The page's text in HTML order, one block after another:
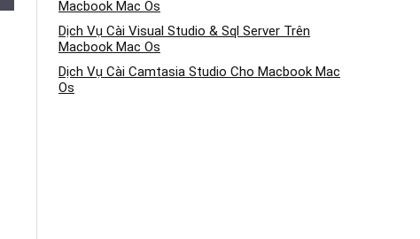
Macbook Mac Os
Dịch Vụ Cài Visual Studio & Sql Server Trên
Macbook Mac Os
Dịch Vụ Cài Camtasia Studio Cho Macbook Mac
Os